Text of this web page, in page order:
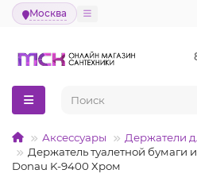
Москва
Аксессуары
Держатели
Держатель туалетной бумаги
Donau K-9400 Хром